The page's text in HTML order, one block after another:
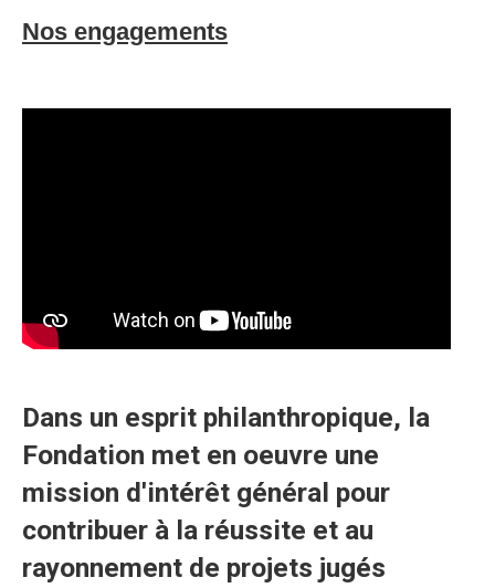
Nos engagements
Dans un esprit philanthropique, la
Fondation met en oeuvre une
mission d'intérêt général pour
contribuer à la réussite et au
rayonnement de projets jugés